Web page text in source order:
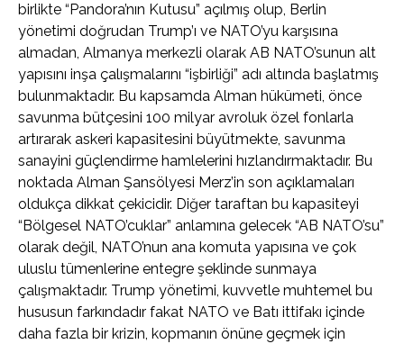
birlikte “Pandora’nın Kutusu” açılmış olup, Berlin
yönetimi doğrudan Trump’ı ve NATO’yu karşısına
almadan, Almanya merkezli olarak AB NATO’sunun alt
yapısını inşa çalışmalarını “işbirliği” adı altında başlatmış
bulunmaktadır. Bu kapsamda Alman hükümeti, önce
savunma bütçesini 100 milyar avroluk özel fonlarla
artırarak askeri kapasitesini büyütmekte, savunma
sanayini güçlendirme hamlelerini hızlandırmaktadır. Bu
noktada Alman Şansölyesi Merz’in son açıklamaları
oldukça dikkat çekicidir. Diğer taraftan bu kapasiteyi
“Bölgesel NATO’cuklar” anlamına gelecek “AB NATO’su”
olarak değil, NATO’nun ana komuta yapısına ve çok
uluslu tümenlerine entegre şeklinde sunmaya
çalışmaktadır. Trump yönetimi, kuvvetle muhtemel bu
hususun farkındadır fakat NATO ve Batı ittifakı içinde
daha fazla bir krizin, kopmanın önüne geçmek için